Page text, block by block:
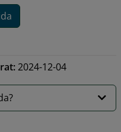
2024-12-04